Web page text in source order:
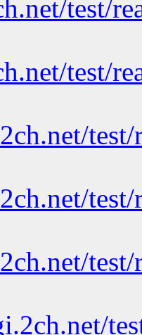
test/
test/